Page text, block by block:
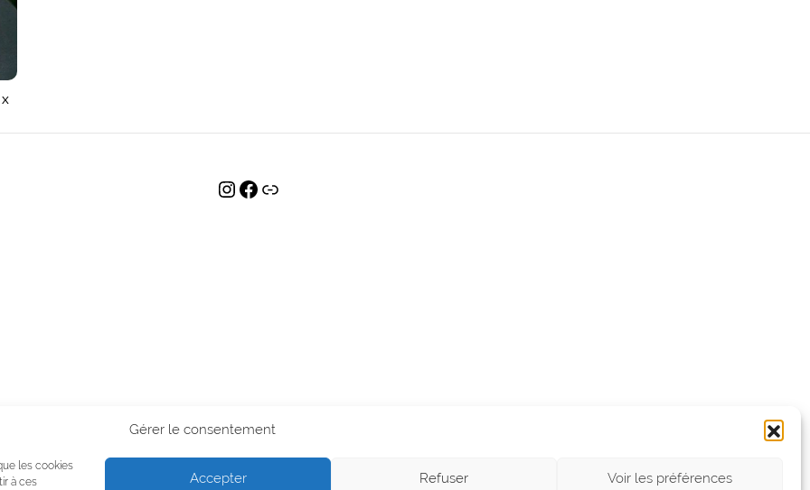
Gérer le consentement
les cookies
à ces
Accepter Refuser Voir les préférences
INSTAGRAM
FACEBOOK
LIEN